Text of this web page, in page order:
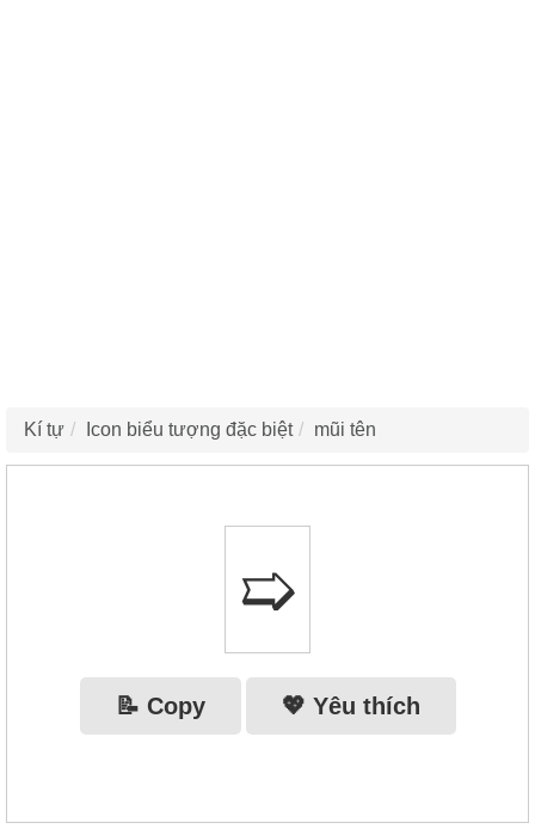
Kí tự Icon biểu tượng đặc biệt mũi tên
➯
📝 Copy 💖 Yêu thích